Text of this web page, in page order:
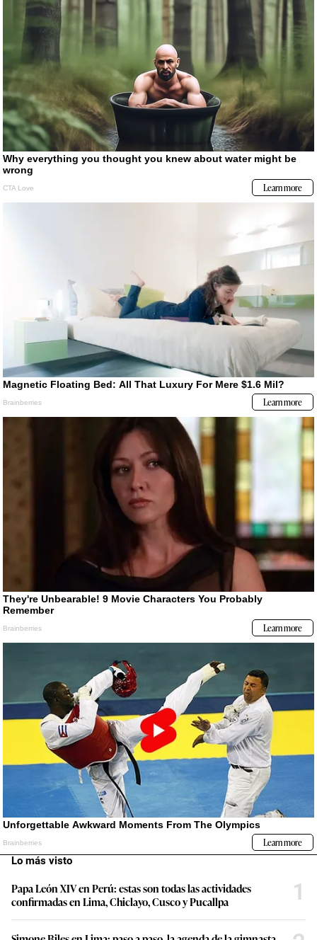
Lo más visto
Papa León XIV en Perú: estas son todas las actividades
confirmadas en Lima, Chiclayo, Cusco y Pucallpa
1